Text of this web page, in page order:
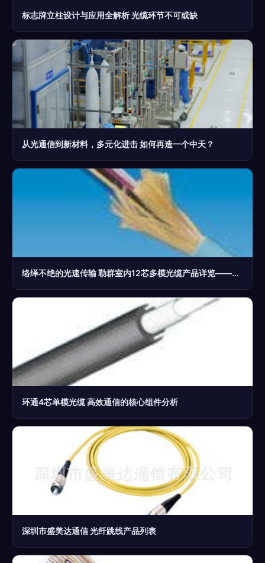
标志牌立柱设计与应用全解析 光缆环节不可或缺
从光通信到新材料，多元化进击 如何再造一个中天？
络绎不绝的光速传输 勒群室内12芯多模光缆产品详览——来源it168
环通4芯单模光缆 高效通信的核心组件分析
深圳市盛美达通信 光纤跳线产品列表